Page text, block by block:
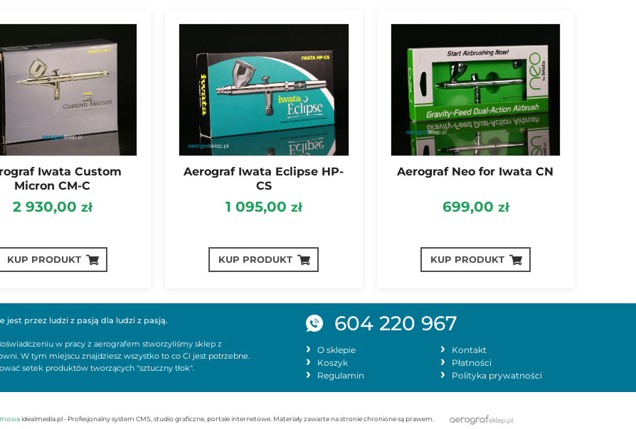
Iwata Custom
Micron CM-C
2 930,00 zł
KUP PRODUKT
Aerograf Iwata Eclipse HP-
CS
1 095,00zł
KUP PRODUKT
Aerograf Neo for Iwata CN
699,00 zł
KUP PRODUKT
przez ludzi z pasją dla ludzi z pasją.
w pracy z aerografem stworzyliśmy sklep z
W tym miejscu znajdziesz wszystko to co Ci jest potrzebne.
setek produktów tworzących "sztuczny tłok".
604 220 967
O sklepie
Kontakt
Koszyk
Płatności
Regulamin
Polityka prywatności
idealmedia.pl - Profesjonalny system CMS, studio graficzne, portale internetowe. Materiały zawarte na stronie chronione są prawem.